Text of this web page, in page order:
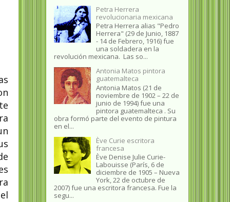
Petra Herrera
revolucionaria mexicana
Petra Herrera alias "Pedro
Herrera" (29 de Junio, 1887
- 14 de Febrero, 1916) fue
una soldadera en la
revolución mexicana. Las so...
Antonia Matos pintora
guatemalteca
Antonia Matos (21 de
noviembre de 1902 – 22 de
junio de 1994) fue una
pintora guatemalteca . Su
obra formó parte del evento de pintura
en el...
Ève Curie escritora
francesa
Ève Denise Julie Curie-
Labouisse (París, 6 de
diciembre de 1905 – Nueva
York, 22 de octubre de
2007) fue una escritora francesa. Fue la
segu...